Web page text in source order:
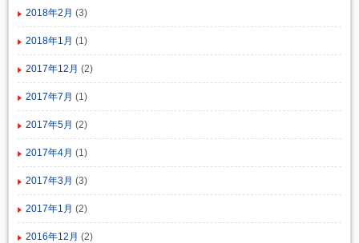
2018年2月 (3)
2018年1月 (1)
2017年12月 (2)
2017年7月 (1)
2017年5月 (2)
2017年4月 (1)
2017年3月 (3)
2017年1月 (2)
2016年12月 (2)